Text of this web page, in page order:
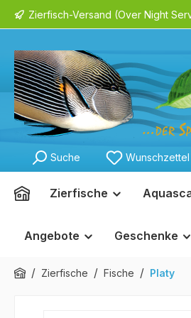
Zur Hauptnavigation
Zierfisch-Versand (Over Night
Suche Wunschzettel
Zierfische
Angebote Geschenke
/ Zierfische / Fische / Platy